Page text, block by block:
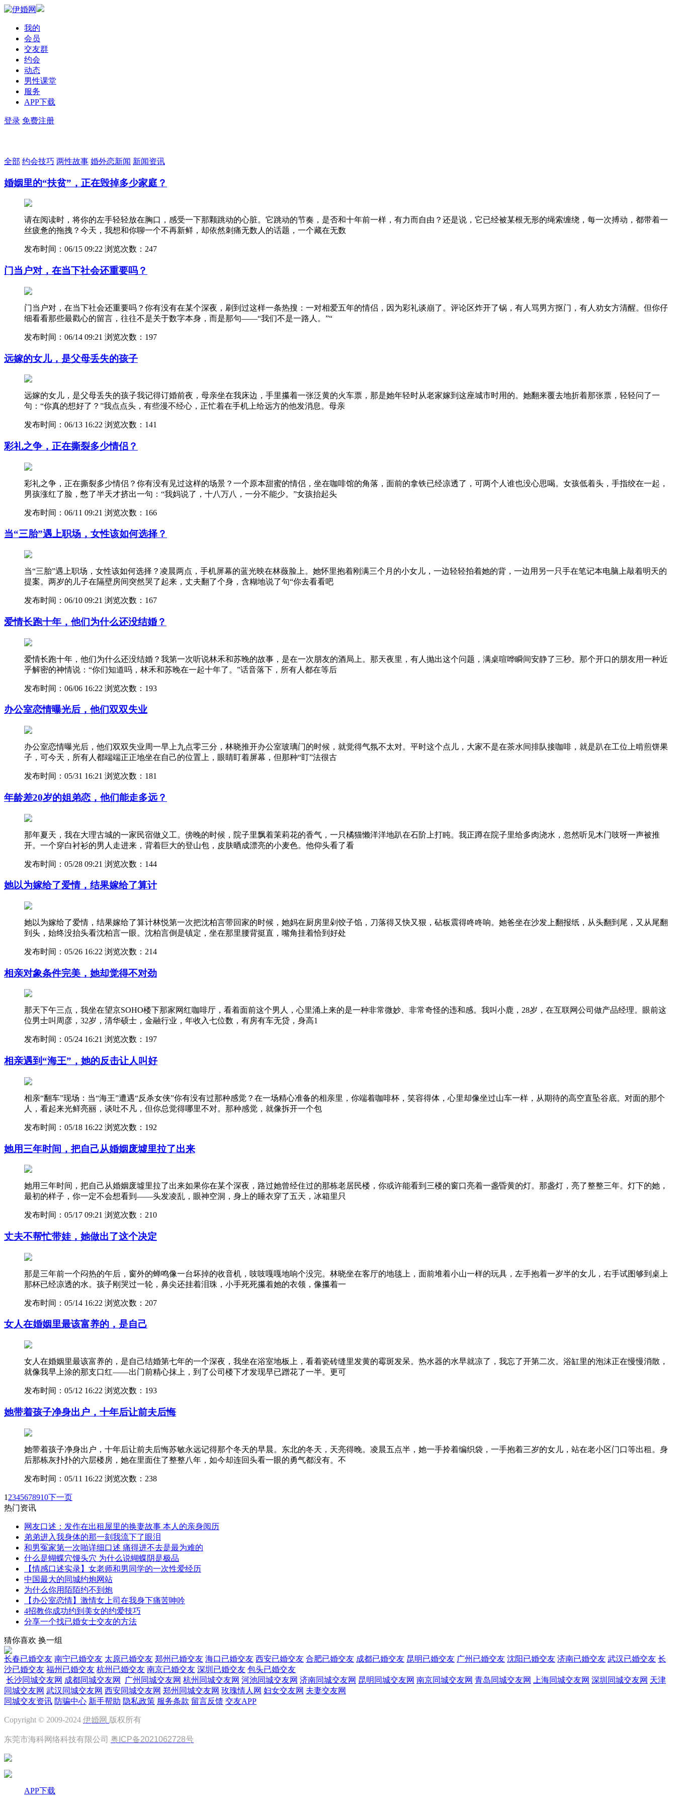
我的
会员
交友群
约会
动态
男性课堂
服务
APP下载
登录 免费注册
全部 约会技巧 两性故事 婚外恋新闻 新闻资讯
婚姻里的“扶贫”，正在毁掉多少家庭？
请在阅读时，将你的左手轻轻放在胸口，感受一下那颗跳动的心脏。它跳动的节奏，是否和十年前一样，有力而自由？还是说，它已经被某根无形的绳索缠绕，每一次搏动，都带着一
丝疲惫的拖拽？今天，我想和你聊一个不再新鲜，却依然刺痛无数人的话题，一个藏在无数
发布时间：06/15 09:22 浏览次数：247
门当户对，在当下社会还重要吗？
门当户对，在当下社会还重要吗？你有没有在某个深夜，刷到过这样一条热搜：一对相爱五年的情侣，因为彩礼谈崩了。评论区炸开了锅，有人骂男方抠门，有人劝女方清醒。但你仔
细看看那些最戳心的留言，往往不是关于数字本身，而是那句——“我们不是一路人。”“
发布时间：06/14 09:21 浏览次数：197
远嫁的女儿，是父母丢失的孩子
远嫁的女儿，是父母丢失的孩子我记得订婚前夜，母亲坐在我床边，手里攥着一张泛黄的火车票，那是她年轻时从老家嫁到这座城市时用的。她翻来覆去地折着那张票，轻轻问了一
句：“你真的想好了？”我点点头，有些漫不经心，正忙着在手机上给远方的他发消息。母亲
发布时间：06/13 16:22 浏览次数：141
彩礼之争，正在撕裂多少情侣？
彩礼之争，正在撕裂多少情侣？你有没有见过这样的场景？一个原本甜蜜的情侣，坐在咖啡馆的角落，面前的拿铁已经凉透了，可两个人谁也没心思喝。女孩低着头，手指绞在一起，
男孩涨红了脸，憋了半天才挤出一句：“我妈说了，十八万八，一分不能少。”女孩抬起头
发布时间：06/11 09:21 浏览次数：166
当“三胎”遇上职场，女性该如何选择？
当“三胎”遇上职场，女性该如何选择？凌晨两点，手机屏幕的蓝光映在林薇脸上。她怀里抱着刚满三个月的小女儿，一边轻轻拍着她的背，一边用另一只手在笔记本电脑上敲着明天的
提案。两岁的儿子在隔壁房间突然哭了起来，丈夫翻了个身，含糊地说了句“你去看看吧
发布时间：06/10 09:21 浏览次数：167
爱情长跑十年，他们为什么还没结婚？
爱情长跑十年，他们为什么还没结婚？我第一次听说林禾和苏晚的故事，是在一次朋友的酒局上。那天夜里，有人抛出这个问题，满桌喧哗瞬间安静了三秒。那个开口的朋友用一种近
乎解密的神情说：“你们知道吗，林禾和苏晚在一起十年了。”话音落下，所有人都在等后
发布时间：06/06 16:22 浏览次数：193
办公室恋情曝光后，他们双双失业
办公室恋情曝光后，他们双双失业周一早上九点零三分，林晓推开办公室玻璃门的时候，就觉得气氛不太对。平时这个点儿，大家不是在茶水间排队接咖啡，就是趴在工位上啃煎饼果
子，可今天，所有人都端端正正地坐在自己的位置上，眼睛盯着屏幕，但那种“盯”法很古
发布时间：05/31 16:21 浏览次数：181
年龄差20岁的姐弟恋，他们能走多远？
那年夏天，我在大理古城的一家民宿做义工。傍晚的时候，院子里飘着茉莉花的香气，一只橘猫懒洋洋地趴在石阶上打盹。我正蹲在院子里给多肉浇水，忽然听见木门吱呀一声被推
开。一个穿白衬衫的男人走进来，背着巨大的登山包，皮肤晒成漂亮的小麦色。他仰头看了看
发布时间：05/28 09:21 浏览次数：144
她以为嫁给了爱情，结果嫁给了算计
她以为嫁给了爱情，结果嫁给了算计林悦第一次把沈柏言带回家的时候，她妈在厨房里剁饺子馅，刀落得又快又狠，砧板震得咚咚响。她爸坐在沙发上翻报纸，从头翻到尾，又从尾翻
到头，始终没抬头看沈柏言一眼。沈柏言倒是镇定，坐在那里腰背挺直，嘴角挂着恰到好处
发布时间：05/26 16:22 浏览次数：214
相亲对象条件完美，她却觉得不对劲
那天下午三点，我坐在望京SOHO楼下那家网红咖啡厅，看着面前这个男人，心里涌上来的是一种非常微妙、非常奇怪的违和感。我叫小鹿，28岁，在互联网公司做产品经理。眼前这
位男士叫周彦，32岁，清华硕士，金融行业，年收入七位数，有房有车无贷，身高1
发布时间：05/24 16:21 浏览次数：197
相亲遇到“海王”，她的反击让人叫好
相亲“翻车”现场：当“海王”遭遇“反杀女侠”你有没有过那种感觉？在一场精心准备的相亲里，你端着咖啡杯，笑容得体，心里却像坐过山车一样，从期待的高空直坠谷底。对面的那个
人，看起来光鲜亮丽，谈吐不凡，但你总觉得哪里不对。那种感觉，就像拆开一个包
发布时间：05/18 16:22 浏览次数：192
她用三年时间，把自己从婚姻废墟里拉了出来
她用三年时间，把自己从婚姻废墟里拉了出来如果你在某个深夜，路过她曾经住过的那栋老居民楼，你或许能看到三楼的窗口亮着一盏昏黄的灯。那盏灯，亮了整整三年。灯下的她，
最初的样子，你一定不会想看到——头发凌乱，眼神空洞，身上的睡衣穿了五天，冰箱里只
发布时间：05/17 09:21 浏览次数：210
丈夫不帮忙带娃，她做出了这个决定
那是三年前一个闷热的午后，窗外的蝉鸣像一台坏掉的收音机，吱吱嘎嘎地响个没完。林晓坐在客厅的地毯上，面前堆着小山一样的玩具，左手抱着一岁半的女儿，右手试图够到桌上
那杯已经凉透的水。孩子刚哭过一轮，鼻尖还挂着泪珠，小手死死攥着她的衣领，像攥着一
发布时间：05/14 16:22 浏览次数：207
女人在婚姻里最该富养的，是自己
女人在婚姻里最该富养的，是自己结婚第七年的一个深夜，我坐在浴室地板上，看着瓷砖缝里发黄的霉斑发呆。热水器的水早就凉了，我忘了开第二次。浴缸里的泡沫正在慢慢消散，
就像我早上涂的那支口红——出门前精心抹上，到了公司楼下才发现早已蹭花了一半。更可
发布时间：05/12 16:22 浏览次数：193
她带着孩子净身出户，十年后让前夫后悔
她带着孩子净身出户，十年后让前夫后悔苏敏永远记得那个冬天的早晨。东北的冬天，天亮得晚。凌晨五点半，她一手拎着编织袋，一手抱着三岁的女儿，站在老小区门口等出租。身
后那栋灰扑扑的六层楼房，她在里面住了整整八年，如今却连回头看一眼的勇气都没有。不
发布时间：05/11 16:22 浏览次数：238
1 2345678910下一页
热门资讯
网友口述：发作在出租屋里的换妻故事 本人的亲身阅历
弟弟进入我身体的那一刻我流下了眼泪
和男冤家第一次啪详细口述 痛得进不去是最为难的
什么是蝴蝶穴馒头穴 为什么说蝴蝶阴是极品
【情感口述实录】女老师和男同学的一次性爱经历
中国最大的同城约炮网站
为什么你用陌陌约不到炮
【办公室恋情】激情女上司在我身下痛苦呻吟
4招教你成功约到美女的约爱技巧
分享一个找已婚女士交友的方法
猜你喜欢 换一组
长春已婚交友 南宁已婚交友 太原已婚交友 郑州已婚交友 海口已婚交友 西安已婚交友 合肥已婚交友 成都已婚交友 昆明已婚交友 广州已婚交友 沈阳已婚交友 济南已婚交友 武汉已婚交友 长
沙已婚交友 福州已婚交友 杭州已婚交友 南京已婚交友 深圳已婚交友 包头已婚交友
长沙同城交友网 成都同城交友网 广州同城交友网 杭州同城交友网 河池同城交友网 济南同城交友网 昆明同城交友网 南京同城交友网 青岛同城交友网 上海同城交友网 深圳同城交友网 天津
同城交友网 武汉同城交友网 西安同城交友网 郑州同城交友网 玫瑰情人网 妇女交友网 夫妻交友网
同城交友资讯 防骗中心 新手帮助 隐私政策 服务条款 留言反馈 交友APP
Copyright © 2009-2024 伊婚网 版权所有
东莞市海科网络科技有限公司 粤ICP备2021062728号
APP下载